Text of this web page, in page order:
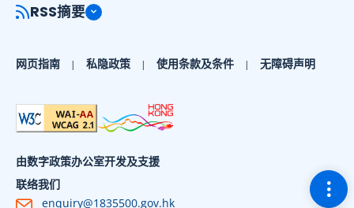
切
RSS摘要
网页指南 私隐政策 使用条款及条件 无障碍声明
由数字政策办公室开发及支援
联络我们
enquiry@1835500.gov.hk